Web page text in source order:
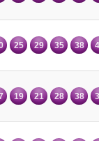
25 29 35 38
19 21 28 38